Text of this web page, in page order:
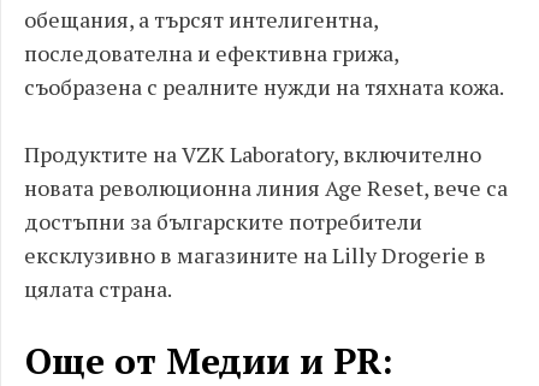
обещания, а търсят интелигентна,
последователна и ефективна грижа,
съобразена с реалните нужди на тяхната кожа.
Продуктите на VZK Laboratory, включително
новата революционна линия Age Reset, вече са
достъпни за българските потребители
ексклузивно в магазините на Lilly Drogerie в
цялата страна.
Още от Медии и PR: